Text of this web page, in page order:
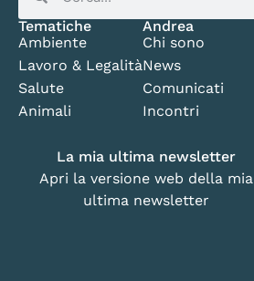
Tematiche
Ambiente
Lavoro & Legalità
Salute
Animali
Andrea
Chi sono
News
Comunicati
Incontri
La mia ultima newsletter
Apri la versione web della mia
ultima newsletter